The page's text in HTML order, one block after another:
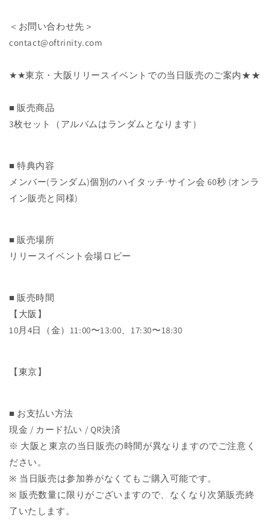
＜お問い合わせ先＞
contact@oftrinity.com
★★東京・大阪リリースイベントでの当日販売のご案内★★
■ 販売商品
3枚セット（アルバムはランダムとなります）
■ 特典内容
メンバー(ランダム)個別のハイタッチ·サイン会 60秒 (オンラ
イン販売と同様)
■ 販売場所
リリースイベント会場ロビー
■ 販売時間
【大阪】
10月4日（金）11:00〜13:00、17:30〜18:30
【東京】
■ お支払い方法
現金 / カード払い / QR決済
※ 大阪と東京の当日販売の時間が異なりますのでご注意く
ださい。
※ 当日販売は参加券がなくてもご購入可能です。
※ 販売数量に限りがございますので、なくなり次第販売終
了いたします。